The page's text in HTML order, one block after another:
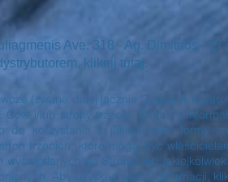
Ave. 318 - Ag. Dimitrios -
kliknij tutaj.
(zwane dalej łącznie "Znakami
Co® i/lub strony trzecie. Żadna z
do korzystania z jakiejkolwiek formy
trzecich, które mogą być
wyświetlanych na Stronie lub
Aby uzyskać więcej informacji,